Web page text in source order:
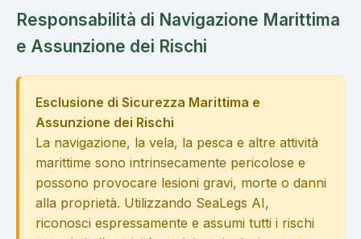
Responsabilità di Navigazione Marittima
e Assunzione dei Rischi
Esclusione di Sicurezza Marittima e
Assunzione dei Rischi
La navigazione, la vela, la pesca e altre attività
marittime sono intrinsecamente pericolose e
possono provocare lesioni gravi, morte o danni
alla proprietà. Utilizzando SeaLegs AI,
riconosci espressamente e assumi tutti i rischi